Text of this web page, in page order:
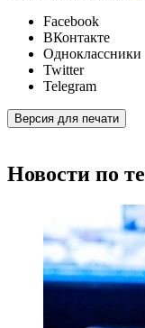
Facebook
ВКонтакте
Одноклассники
Twitter
Telegram
Версия для печати
Новости по